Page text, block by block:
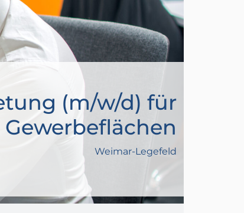
(m/w/d) für
Gewerbeflächen
Weimar-Legefeld